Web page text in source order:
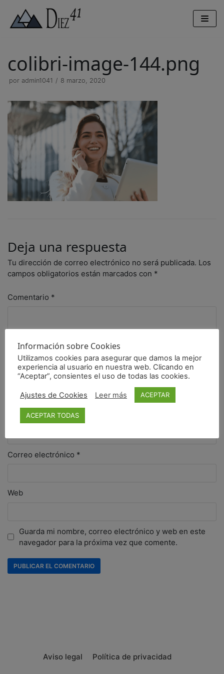
Saltar
al
colibri-image-144.png
por admin1041 8 marzo, 2020
Deja una respuesta
Tu dirección de correo electrónico no será publicada. Los
campos obligatorios están marcados con *
Comentario *
Nombre*
Correo electrónico *
Web
Guarda mi nombre, correo electrónico y web en este
navegador para la próxima vez que comente.
Aviso legal Política de privacidad
Información sobre Cookies
Utilizamos cookies para asegurar que damos la mejor
experiencia al usuario en nuestra web. Clicando en
“Aceptar”, consientes el uso de todas las cookies.
Ajustes de Cookies Leer más ACEPTAR
ACEPTAR TODAS